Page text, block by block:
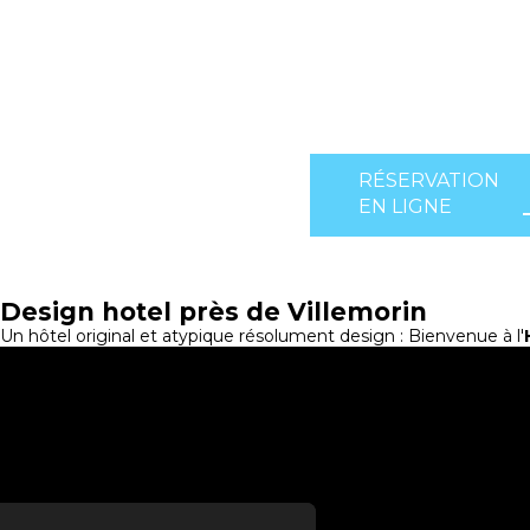
RÉSERVATION
EN LIGNE
Design hotel près de Villemorin
Un hôtel original et atypique résolument design : Bienvenue à l'